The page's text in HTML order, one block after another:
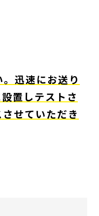
迅速にお送り
置しテストさ
せていただき